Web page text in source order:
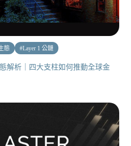
態 #Layer 1 公鏈
解析｜四大支柱如何推動全球金